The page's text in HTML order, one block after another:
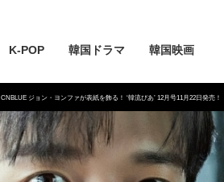
K-POP 韓国ドラマ 韓国映画
CNBLUE ジョン・ヨンファが表紙を飾る！ ‘韓流ぴあ’ 12月号11月22日発売！